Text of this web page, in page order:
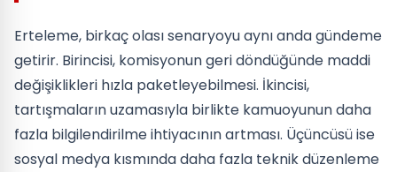
Erteleme, birkaç olası senaryoyu aynı anda gündeme
getirir. Birincisi, komisyonun geri döndüğünde maddi
değişiklikleri hızla paketleyebilmesi. İkincisi,
tartışmaların uzamasıyla birlikte kamuoyunun daha
fazla bilgilendirilme ihtiyacının artması. Üçüncüsü ise
sosyal medya kısmında daha fazla teknik düzenleme